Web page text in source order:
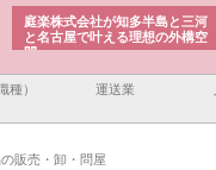
庭楽株式会社が知多半島と三河
と名古屋で叶える理想の外構空
間
種） 運送業
販売・卸・問屋